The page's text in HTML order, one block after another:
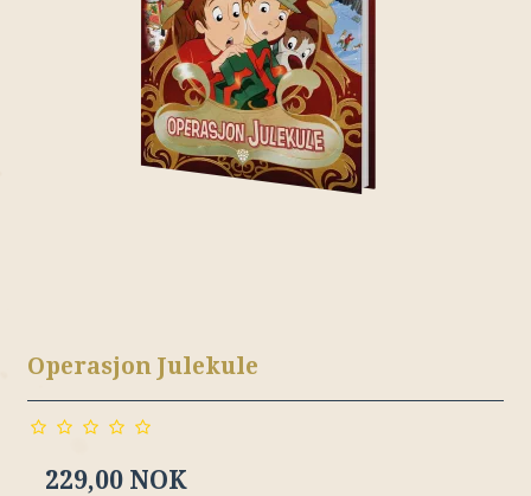
Operasjon Julekule
229,00 NOK